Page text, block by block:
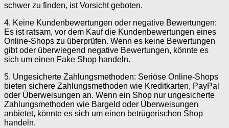
schwer zu finden, ist Vorsicht geboten.
4. Keine Kundenbewertungen oder negative Bewertungen:
Es ist ratsam, vor dem Kauf die Kundenbewertungen eines
Online-Shops zu überprüfen. Wenn es keine Bewertungen
gibt oder überwiegend negative Bewertungen, könnte es
sich um einen Fake Shop handeln.
5. Ungesicherte Zahlungsmethoden: Seriöse Online-Shops
bieten sichere Zahlungsmethoden wie Kreditkarten, PayPal
oder Überweisungen an. Wenn ein Shop nur ungesicherte
Zahlungsmethoden wie Bargeld oder Überweisungen
anbietet, könnte es sich um einen betrügerischen Shop
handeln.